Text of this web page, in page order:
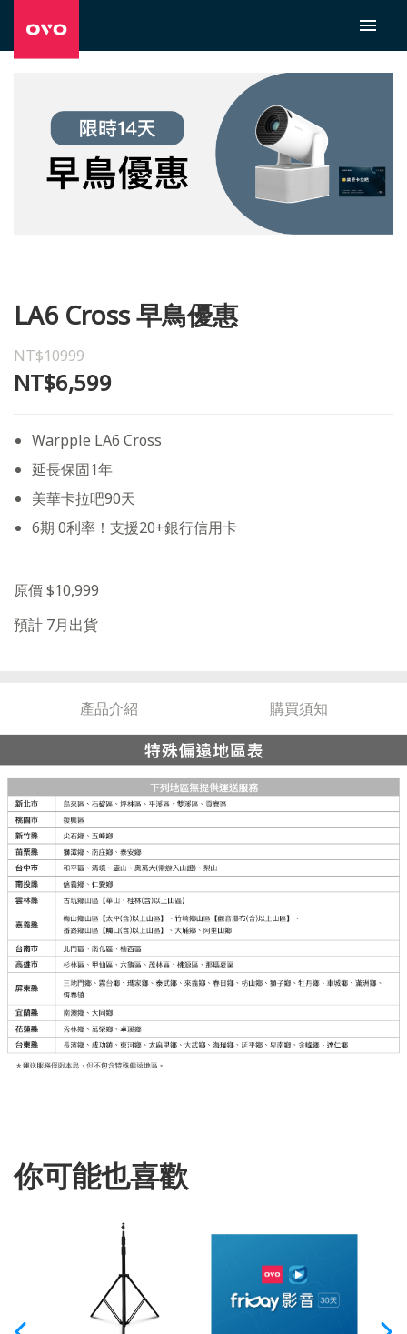
LA6 Cross 早鳥優惠
NT$10999
NT$6,599
Warpple LA6 Cross
延長保固1年
美華卡拉吧90天
6期 0利率！支援20+銀行信用卡
原價 $10,999
預計 7月出貨
產品介紹 購買須知
你可能也喜歡